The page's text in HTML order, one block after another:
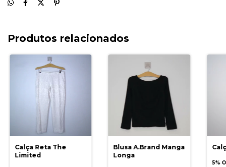
Produtos relacionados
Calça Reta The
Limited
Blusa A.Brand Manga
Longa
5%